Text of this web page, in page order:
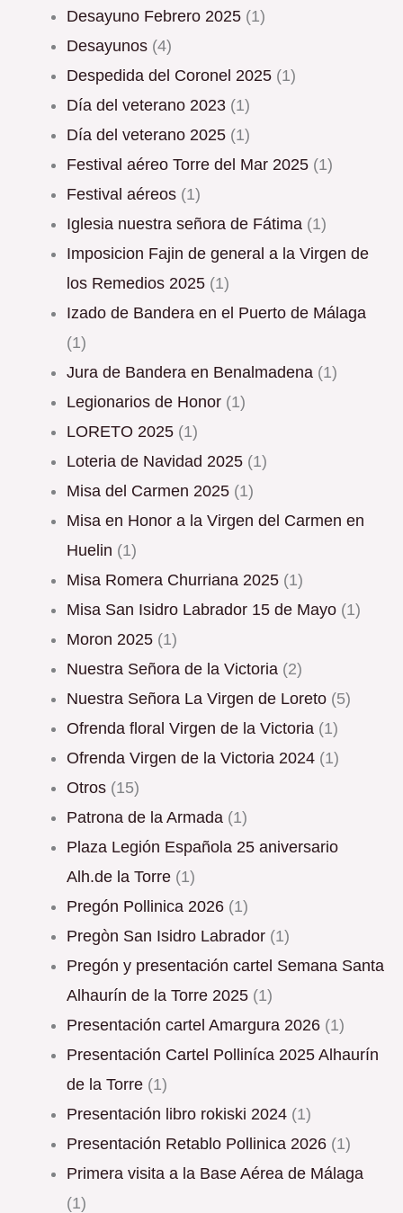
Desayuno Febrero 2025 (1)
Desayunos (4)
Despedida del Coronel 2025 (1)
Día del veterano 2023 (1)
Día del veterano 2025 (1)
Festival aéreo Torre del Mar 2025 (1)
Festival aéreos (1)
Iglesia nuestra señora de Fátima (1)
Imposicion Fajin de general a la Virgen de
los Remedios 2025 (1)
Izado de Bandera en el Puerto de Málaga
(1)
Jura de Bandera en Benalmadena (1)
Legionarios de Honor (1)
LORETO 2025 (1)
Loteria de Navidad 2025 (1)
Misa del Carmen 2025 (1)
Misa en Honor a la Virgen del Carmen en
Huelin (1)
Misa Romera Churriana 2025 (1)
Misa San Isidro Labrador 15 de Mayo (1)
Moron 2025 (1)
Nuestra Señora de la Victoria (2)
Nuestra Señora La Virgen de Loreto (5)
Ofrenda floral Virgen de la Victoria (1)
Ofrenda Virgen de la Victoria 2024 (1)
Otros (15)
Patrona de la Armada (1)
Plaza Legión Española 25 aniversario
Alh.de la Torre (1)
Pregón Pollinica 2026 (1)
Pregòn San Isidro Labrador (1)
Pregón y presentación cartel Semana Santa
Alhaurín de la Torre 2025 (1)
Presentación cartel Amargura 2026 (1)
Presentación Cartel Polliníca 2025 Alhaurín
de la Torre (1)
Presentación libro rokiski 2024 (1)
Presentación Retablo Pollinica 2026 (1)
Primera visita a la Base Aérea de Málaga
(1)